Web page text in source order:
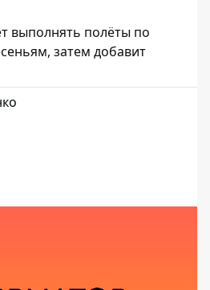
выполнять полёты по
затем добавит